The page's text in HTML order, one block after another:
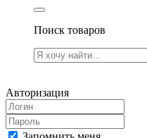
Поиск товаров
Авторизация